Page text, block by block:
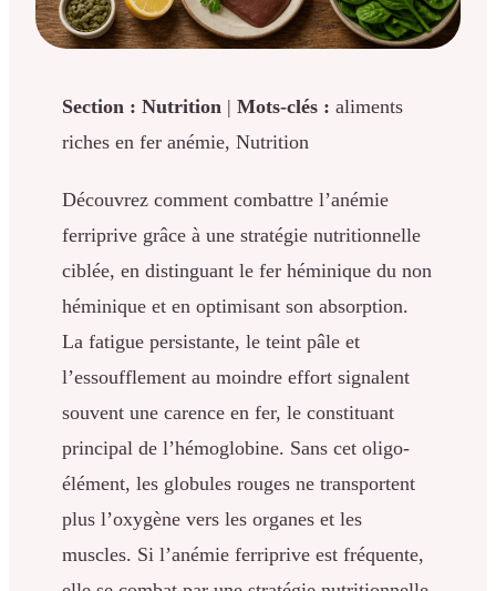
Section : Nutrition | Mots-clés : aliments
riches en fer anémie, Nutrition
Découvrez comment combattre l’anémie
ferriprive grâce à une stratégie nutritionnelle
ciblée, en distinguant le fer héminique du non
héminique et en optimisant son absorption.
La fatigue persistante, le teint pâle et
l’essoufflement au moindre effort signalent
souvent une carence en fer, le constituant
principal de l’hémoglobine. Sans cet oligo-
élément, les globules rouges ne transportent
plus l’oxygène vers les organes et les
muscles. Si l’anémie ferriprive est fréquente,